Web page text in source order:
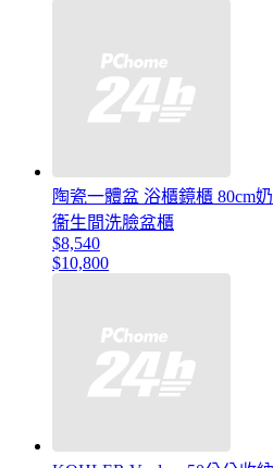
陶瓷一體盆 浴櫃鏡櫃 80cm
衞生間洗臉盆櫃
$8,540
$10,800